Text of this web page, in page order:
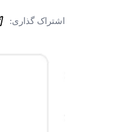
اشتراک گذاری: